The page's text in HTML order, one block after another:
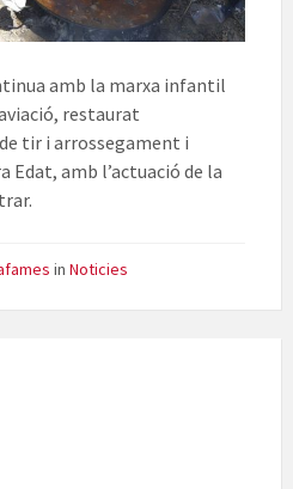
amb la marxa infantil
restaurat
tir i arrossegament i
Edat, amb l’actuació de la
in Noticies